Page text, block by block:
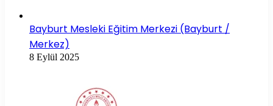
Bayburt Mesleki Eğitim Merkezi (Bayburt /
Merkez)
8 Eylül 2025